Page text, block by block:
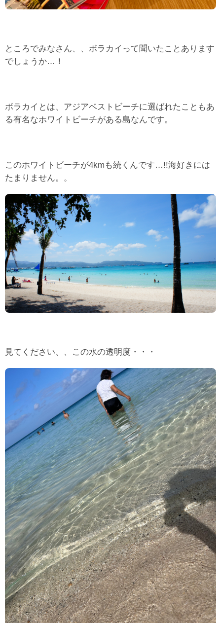
ところでみなさん、、ボラカイって聞いたことあります
でしょうか…！
ボラカイとは、アジアベストビーチに選ばれたこともあ
る有名なホワイトビーチがある島なんです。
このホワイトビーチが4kmも続くんです…!!海好きには
たまりません。。
見てください、、この水の透明度・・・